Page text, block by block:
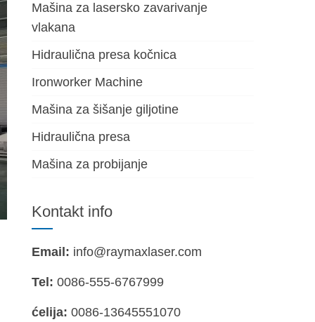
Mašina za lasersko zavarivanje
vlakana
Hidraulična presa kočnica
Ironworker Machine
Mašina za šišanje giljotine
Hidraulična presa
Mašina za probijanje
Kontakt info
Email: info@raymaxlaser.com
Tel: 0086-555-6767999
ćelija: 0086-13645551070